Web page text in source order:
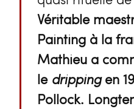
Véritable
Painting à la
Mathieu a
le drippingen
Pollock.